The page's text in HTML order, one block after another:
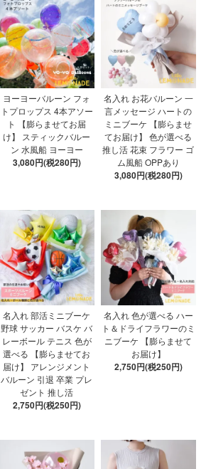
ヨーヨーバルーン フォ
トプロップス 4本アソー
ト 【膨らませてお届
け】 スティックバルー
ン 水風船 ヨーヨー
3,080円(税280円)
名入れ お花バルーン 一
言メッセージ ハートの
ミニブーケ 【膨らませ
てお届け】 色が選べる
推し活 花束 フラワー ゴ
ム風船 OPPあり
3,080円(税280円)
名入れ 部活ミニブーケ
野球 サッカー バスケ バ
レーボール テニス 色が
選べる 【膨らませてお
届け】 アレンジメント
バルーン 引退 卒業 プレ
ゼント 推し活
2,750円(税250円)
名入れ 色が選べる ハー
ト＆ドライフラワーのミ
ニブーケ 【膨らませて
お届け】
2,750円(税250円)